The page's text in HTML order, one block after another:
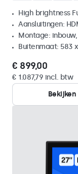
High brightness
Aansluitingen:
Montage:
Buitenmaat: 583
€ 899,00
€ 1.087,79 incl. btw
Bekijken